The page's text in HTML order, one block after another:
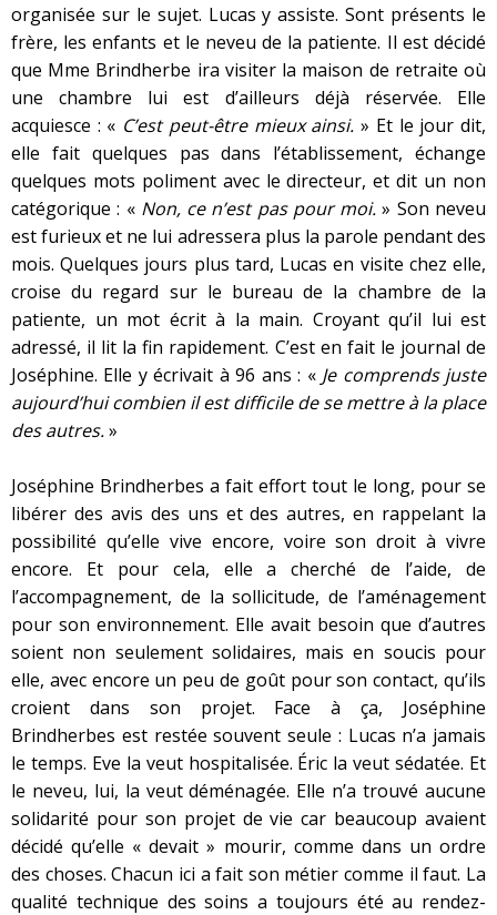
organisée sur le sujet. Lucas y assiste. Sont présents le
frère, les enfants et le neveu de la patiente. Il est décidé
que Mme Brindherbe ira visiter la maison de retraite où
une chambre lui est d’ailleurs déjà réservée. Elle
acquiesce : « C’est peut-être mieux ainsi. » Et le jour dit,
elle fait quelques pas dans l’établissement, échange
quelques mots poliment avec le directeur, et dit un non
catégorique : « Non, ce n’est pas pour moi. » Son neveu
est furieux et ne lui adressera plus la parole pendant des
mois. Quelques jours plus tard, Lucas en visite chez elle,
croise du regard sur le bureau de la chambre de la
patiente, un mot écrit à la main. Croyant qu’il lui est
adressé, il lit la fin rapidement. C’est en fait le journal de
Joséphine. Elle y écrivait à 96 ans : « Je comprends juste
aujourd’hui combien il est difficile de se mettre à la place
des autres.»
Joséphine Brindherbes a fait effort tout le long, pour se
libérer des avis des uns et des autres, en rappelant la
possibilité qu’elle vive encore, voire son droit à vivre
encore. Et pour cela, elle a cherché de l’aide, de
l’accompagnement, de la sollicitude, de l’aménagement
pour son environnement. Elle avait besoin que d’autres
soient non seulement solidaires, mais en soucis pour
elle, avec encore un peu de goût pour son contact, qu’ils
croient dans son projet. Face à ça, Joséphine
Brindherbes est restée souvent seule : Lucas n’a jamais
le temps. Eve la veut hospitalisée. Éric la veut sédatée. Et
le neveu, lui, la veut déménagée. Elle n’a trouvé aucune
solidarité pour son projet de vie car beaucoup avaient
décidé qu’elle « devait » mourir, comme dans un ordre
des choses. Chacun ici a fait son métier comme il faut. La
qualité technique des soins a toujours été au rendez-